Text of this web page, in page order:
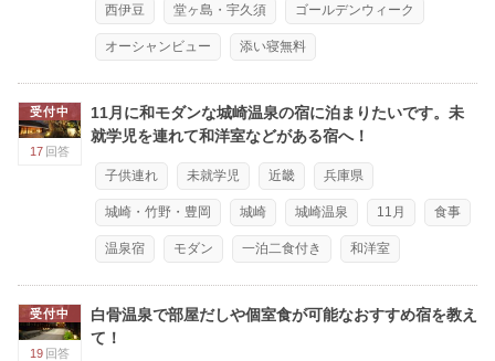
西伊豆 堂ヶ島・宇久須 ゴールデンウィーク
オーシャンビュー 添い寝無料
受付中
17 回答
11月に和モダンな城崎温泉の宿に泊まりたいです。未
就学児を連れて和洋室などがある宿へ！
子供連れ 未就学児 近畿 兵庫県
城崎・竹野・豊岡 城崎 城崎温泉 11月 食事
温泉宿 モダン 一泊二食付き 和洋室
受付中
19 回答
白骨温泉で部屋だしや個室食が可能なおすすめ宿を教え
て！